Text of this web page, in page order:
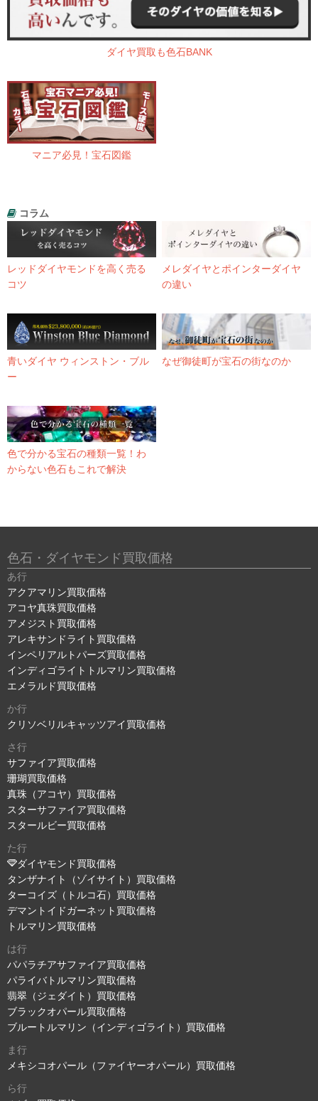
ダイヤ買取も色石BANK
マニア必見！宝石図鑑
コラム
レッドダイヤモンドを高く売る
コツ
メレダイヤとポインターダイヤ
の違い
青いダイヤ ウィンストン・ブル
ー
なぜ御徒町が宝石の街なのか
色で分かる宝石の種類一覧！わ
からない色石もこれで解決
色石・ダイヤモンド買取価格
あ行
アクアマリン買取価格
アコヤ真珠買取価格
アメジスト買取価格
アレキサンドライト買取価格
インペリアルトパーズ買取価格
インディゴライトトルマリン買取価格
エメラルド買取価格
か行
クリソベリルキャッツアイ買取価格
さ行
サファイア買取価格
珊瑚買取価格
真珠（アコヤ）買取価格
スターサファイア買取価格
スタールビー買取価格
た行
ダイヤモンド買取価格
タンザナイト（ゾイサイト）買取価格
ターコイズ（トルコ石）買取価格
デマントイドガーネット買取価格
トルマリン買取価格
は行
パパラチアサファイア買取価格
パライバトルマリン買取価格
翡翠（ジェダイト）買取価格
ブラックオパール買取価格
ブルートルマリン（インディゴライト）買取価格
ま行
メキシコオパール（ファイヤーオパール）買取価格
ら行